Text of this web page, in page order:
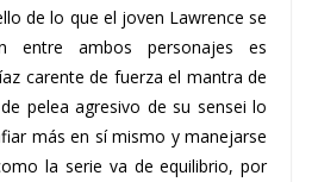
de lo que el joven Lawrence se
entre ambos personajes es
carente de fuerza el mantra de
pelea agresivo de su sensei lo
más en sí mismo y manejarse
la serie va de equilibrio, por